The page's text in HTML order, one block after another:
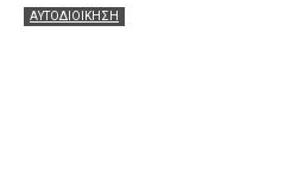
ΑΥΤΟΔΙΟΙΚΗΣΗ